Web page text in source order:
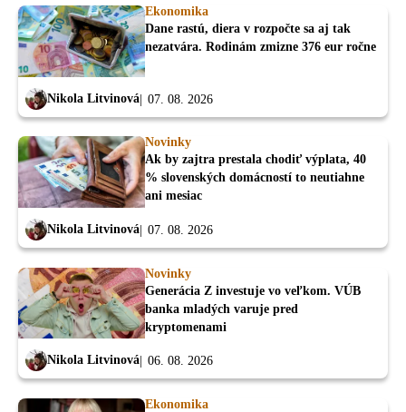
Ekonomika
Dane rastú, diera v rozpočte sa aj tak
nezatvára. Rodinám zmizne 376 eur ročne
Nikola Litvinová 07. 08. 2026
Novinky
Ak by zajtra prestala chodiť výplata, 40
% slovenských domácností to neutiahne
ani mesiac
Nikola Litvinová 07. 08. 2026
Novinky
Generácia Z investuje vo veľkom. VÚB
banka mladých varuje pred
kryptomenami
Nikola Litvinová 06. 08. 2026
Ekonomika